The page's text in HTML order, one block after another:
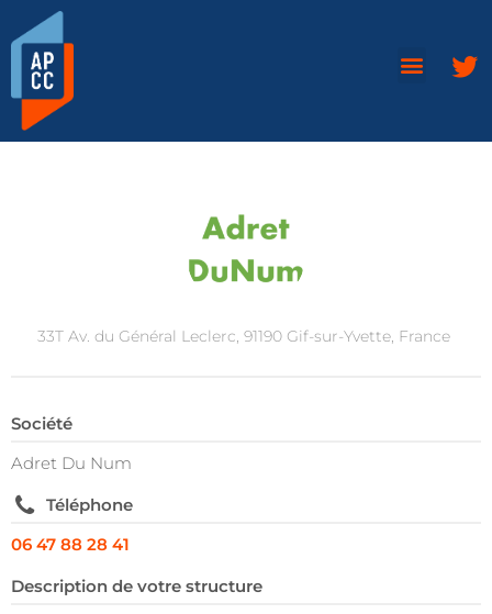
33T Av. du Général Leclerc, 91190 Gif-sur-Yvette, France
Société
Adret Du Num
Téléphone
06 47 88 28 41
Description de votre structure